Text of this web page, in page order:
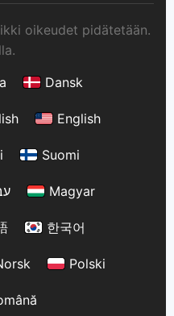
oikeudet pidätetään.
Dansk
English
Suomi
Magyar
한국어
Polski